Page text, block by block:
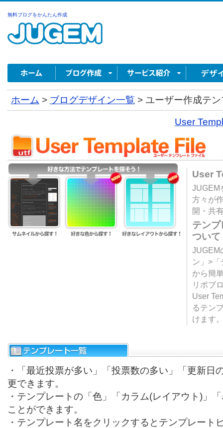
無料ブログをかんたん作成
ホーム > ブログデザイン一覧 > ユーザー作成テ
User
User
JUGEM
方々が
開・共
テン
ついて
JUGEM
ン」>
から簡
リポブ
User
るテン
けます
・「最近投票が多い」「投票数の多い」「更新日
更できます。
・テンプレートの「色」「カラム(レイアウト)」
ことができます。
・テンプレート名をクリックするとテンプレート